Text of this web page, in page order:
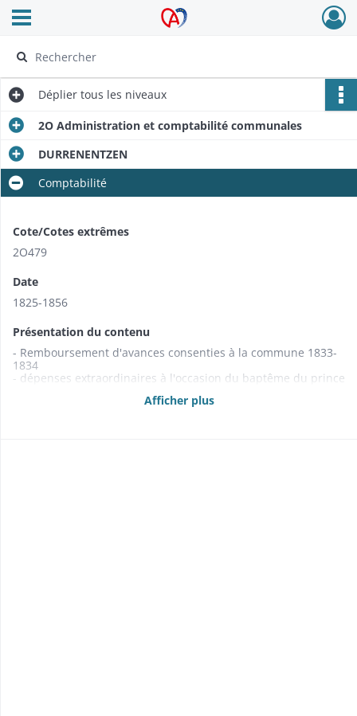
Archives Alsace - Colmar
Ouvrir le menu déroulant
Déplier tous les niveaux
2O Administration et comptabilité communales
DURRENENTZEN
Comptabilité
Cote/Cotes extrêmes
2O479
Date
1825-1856
Présentation du contenu
- Remboursement d'avances consenties à la commune 1833-
1834
- dépenses extraordinaires à l'occasion du baptême du prince
- Liquidation des charges de guerre de 1815 1825
Afficher plus